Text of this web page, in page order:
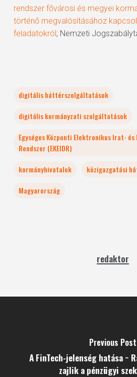
rendszer fővárosi és megyei
történő megvalósításához
feladatokról; Nemzeti
digitális háttérszolgáltatások
digitális kormányzati szolgáltatások
Egységes Központi Elektronikus Irat-
Rendszer (EKEIDR)
kormányhivatalok
közigazgatási
Magyarország
redaktor
Previous Post
A FinTech-jelenség hatása −
zajlik a pénzügyi